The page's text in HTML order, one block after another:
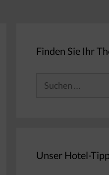
Finden Sie Ihr
Unser Hotel-